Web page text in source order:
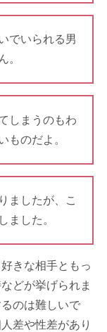
でいられる男
。
しまうのもわ
ものだよ。
ましたが、こ
ました。
きな相手ともっ
どが挙げられま
のは難しいで
差や性差があり